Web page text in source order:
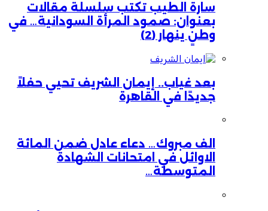
سارة الطيب تكتب سلسلة مقالات
بعنوان: صمود المرأة السودانية… في
وطنٍ ينهار (2)
بعد غياب.. إيمان الشريف تحيي حفلاً
جديدًا في القاهرة
الف مبروك… دعاء عادل ضمن المائة
الاوائل في امتحانات الشهادة
المتوسطة…